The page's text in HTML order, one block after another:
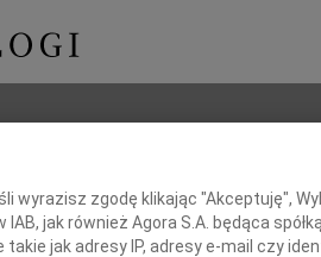
wyrazisz zgodę klikając "Akceptuję",
jak również Agora S.A. będąca
jak adresy IP, adresy e-mail czy